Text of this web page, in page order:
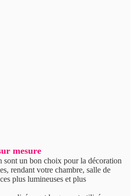
mesure
sont un bon choix pour la décoration
rendant votre chambre, salle de
plus lumineuses et plus